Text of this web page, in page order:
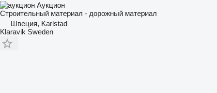
Аукцион
Строительный материал - дорожный материал
Швеция, Karlstad
Klaravik Sweden